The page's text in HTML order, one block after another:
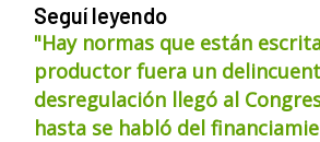
Seguí leyendo
"Hay normas que están
productor fuera un
desregulación llegó al
hasta se habló del